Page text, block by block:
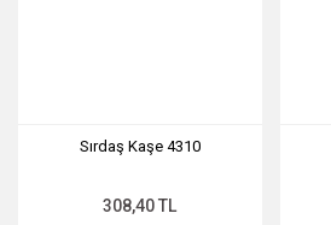
Sırdaş Kaşe 4310
308,40 TL